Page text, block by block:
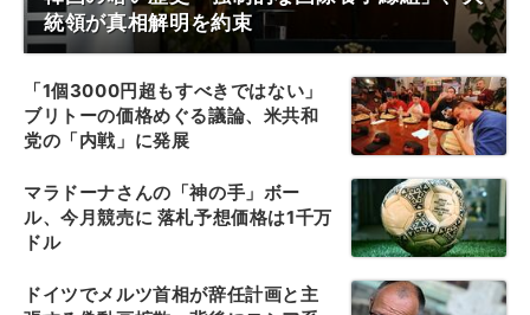
統領が真相解明を約束
「1個3000円超もすべきではない」
ブリトーの価格めぐる議論、米共和
党の「内戦」に発展
マラドーナさんの「神の手」ボー
ル、今月競売に 落札予想価格は1千万
ドル
ドイツでメルツ首相が辞任計画と主